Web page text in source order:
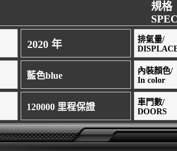
規格
2020 年
排氣量/
藍色blue
內裝顏色/
In color
120000 里程保證
車門數/
DOORS